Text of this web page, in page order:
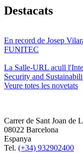
Destacats
En record de Josep
FUNITEC
La Salle-URL acull
Security and
Veure totes les novetats
Carrer de Sant Joan de
08022 Barcelona
Espanya
Tel. (+34) 932902400